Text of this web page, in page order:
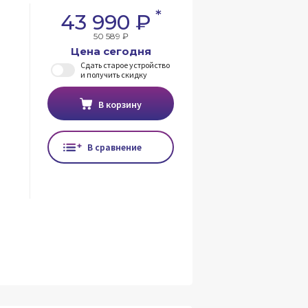
43 990 ₽ *
50 589 ₽
Цена сегодня
Сдать старое устройство
и получить скидку
В корзину
В сравнение